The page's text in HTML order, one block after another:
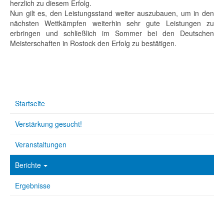
herzlich zu diesem Erfolg.
Nun gilt es, den Leistungsstand weiter auszubauen, um in den
nächsten Wettkämpfen weiterhin sehr gute Leistungen zu
erbringen und schließlich im Sommer bei den Deutschen
Meisterschaften in Rostock den Erfolg zu bestätigen.
Startseite
Verstärkung gesucht!
Veranstaltungen
Berichte
Ergebnisse